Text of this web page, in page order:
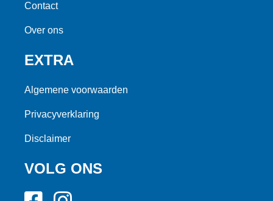
Contact
Over ons
EXTRA
Algemene voorwaarden
Privacyverklaring
Disclaimer
VOLG ONS